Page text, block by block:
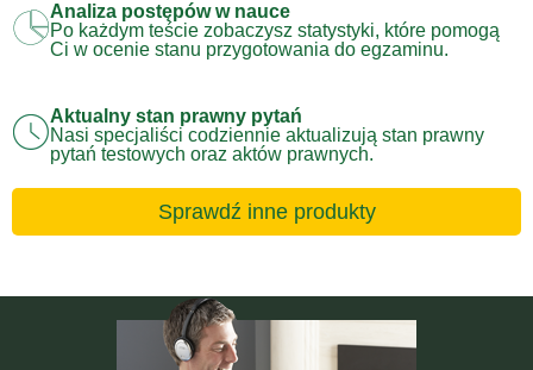
Analiza postępów w nauce
Po każdym teście zobaczysz statystyki, które pomogą
Ci w ocenie stanu przygotowania do egzaminu.
Aktualny stan prawny pytań
Nasi specjaliści codziennie aktualizują stan prawny
pytań testowych oraz aktów prawnych.
Sprawdź inne produkty